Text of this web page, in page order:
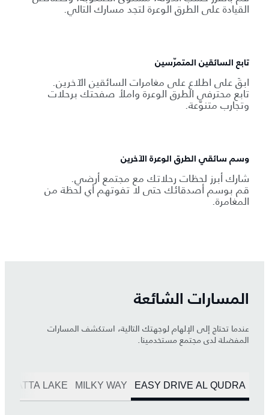
القيادة على الطرق الوعرة لتجد مسارك التالي.
تابع السائقين المتمرّسين
ابقَ على اطلاع على مغامرات السائقين الآخرين.
تابع محترفي الطرق الوعرة واملأ صفحتك برحلات
وتجارب متنوّعة.
وسم سائقي الطرق الوعرة الآخرين
شارك أبرز لحظات رحلاتك مع مجتمع أرضي.
قم بوسم أصدقائك حتى لا تفوتهم أي لحظة من
المغامرة.
المسارات الشائعة
عندما تحتاج إلى الإلهام لوجهتك التالية، استكشف المسارات
المفضلة لدى مجتمع مستخدمينا.
EASY DRIVE AL QUDRA
MILKY WAY
HATTA LAKE